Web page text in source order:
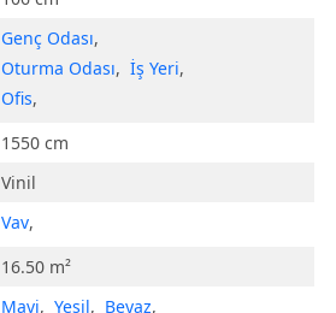
Genç Odası,
Oturma Odası, İş Yeri,
Ofis,
1550 cm
Vinil
Vav,
16.50 m²
Mavi, Yeşil, Beyaz,